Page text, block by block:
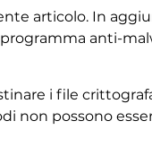
articolo. In
anti-
i file
non possono